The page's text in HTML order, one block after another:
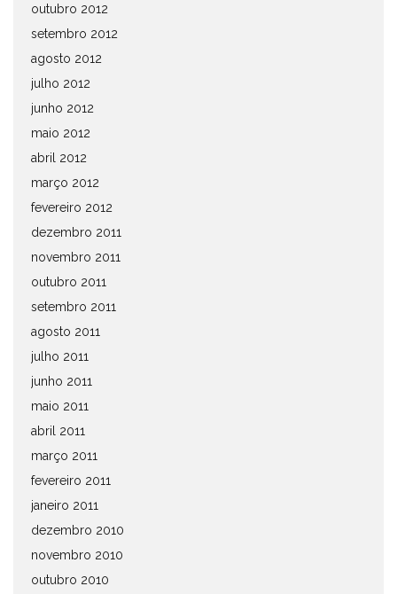
outubro 2012
setembro 2012
agosto 2012
julho 2012
junho 2012
maio 2012
abril 2012
março 2012
fevereiro 2012
dezembro 2011
novembro 2011
outubro 2011
setembro 2011
agosto 2011
julho 2011
junho 2011
maio 2011
abril 2011
março 2011
fevereiro 2011
janeiro 2011
dezembro 2010
novembro 2010
outubro 2010